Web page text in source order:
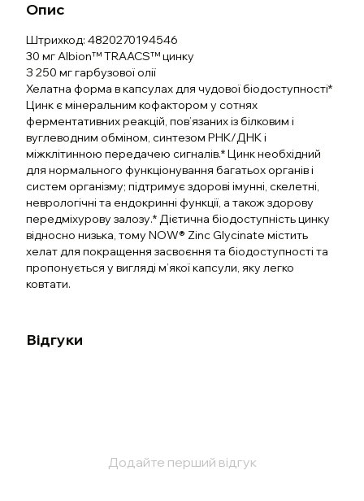
Опис
Штрихкод: 4820270194546
30 мг Albion™ TRAACS™ цинку
З 250 мг гарбузової олії
Хелатна форма в капсулах для чудової біодоступності*
Цинк є мінеральним кофактором у сотнях
ферментативних реакцій, пов’язаних із білковим і
вуглеводним обміном, синтезом РНК/ДНК і
міжклітинною передачею сигналів.* Цинк необхідний
для нормального функціонування багатьох органів і
систем організму; підтримує здорові імунні, скелетні,
неврологічні та ендокринні функції, а також здорову
передміхурову залозу.* Дієтична біодоступність цинку
відносно низька, тому NOW® Zinc Glycinate містить
хелат для покращення засвоєння та біодоступності та
пропонується у вигляді м’якої капсули, яку легко
ковтати.
Відгуки
Додайте перший відгук